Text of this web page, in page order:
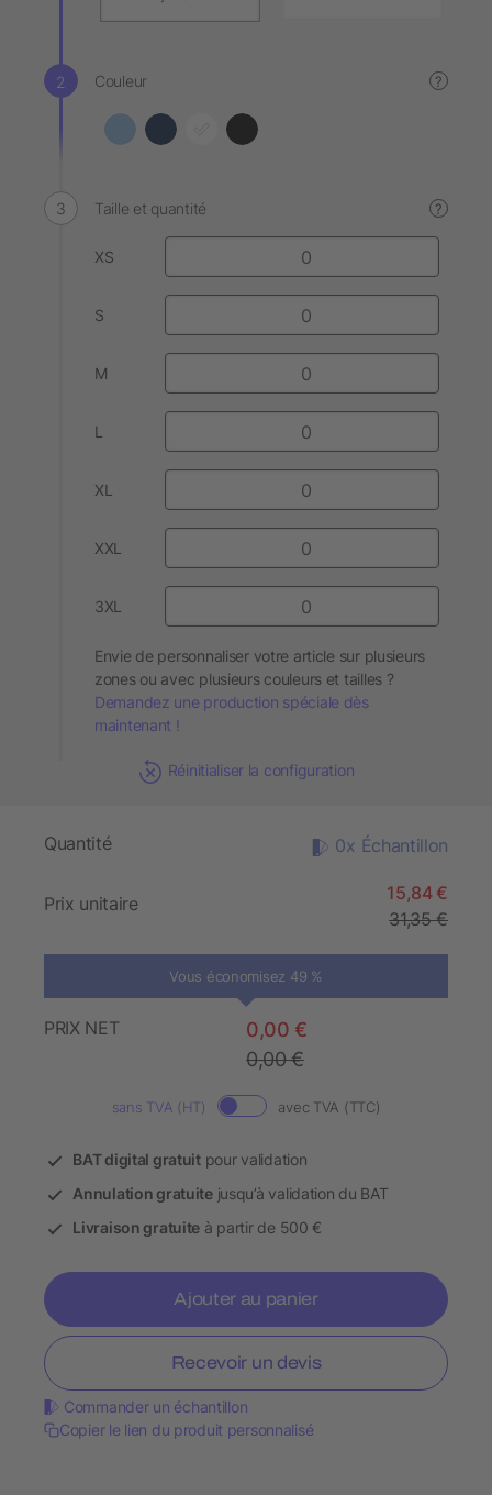
Couleur ?
Taille et quantité ?
XS
S
M
L
XL
XXL
3XL
Envie de personnaliser votre article sur plusieurs
zones ou avec plusieurs couleurs et tailles ?
Demandez une production spéciale dès
maintenant !
Réinitialiser la configuration
Quantité 0x Échantillon
Prix unitaire
15,84 €
31,35 €
Vous économisez 49 %
PRIX NET
0,00 €
0,00 €
sans TVA (HT) avec TVA (TTC)
BAT digital gratuitpour validation
Annulation gratuitejusqu’à validation du BAT
Livraison gratuite à partir de 500 €
Ajouter au panier
Recevoir un devis
Commander un échantillon
Copier le lien du produit personnalisé